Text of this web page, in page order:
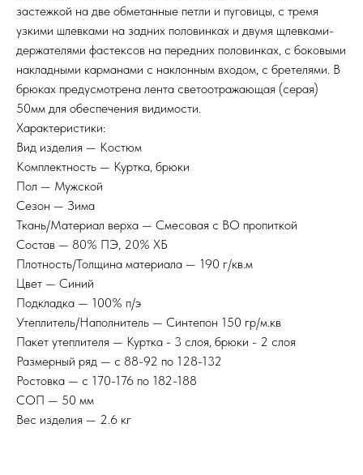
застежкой на две обметанные петли и пуговицы, с тремя
узкими шлевками на задних половинках и двумя щлевками-
держателями фастексов на передних половинках, с боковыми
накладными карманами с наклонным входом, с бретелями. В
брюках предусмотрена лента светоотражающая (серая)
50мм для обеспечения видимости.
Характеристики:
Вид изделия — Костюм
Комплектность — Куртка, брюки
Пол — Мужской
Сезон — Зима
Ткань/Материал верха — Смесовая с ВО пропиткой
Состав — 80% ПЭ, 20% ХБ
Плотность/Толщина материала — 190 г/кв.м
Цвет — Синий
Подкладка — 100% п/э
Утеплитель/Наполнитель — Синтепон 150 гр/м.кв
Пакет утеплителя — Куртка - 3 слоя, брюки - 2 слоя
Размерный ряд — с 88-92 по 128-132
Ростовка — с 170-176 по 182-188
СОП — 50 мм
Вес изделия — 2.6 кг